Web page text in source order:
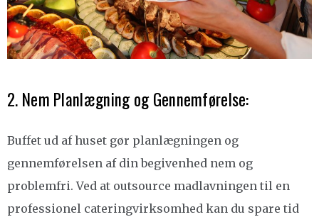
2. Nem Planlægning og Gennemførelse:
Buffet ud af huset gør planlægningen og
gennemførelsen af din begivenhed nem og
problemfri. Ved at outsource madlavningen til en
professionel cateringvirksomhed kan du spare tid